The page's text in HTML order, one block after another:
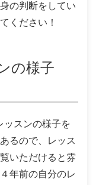
の判断をしてい
ください！
の様子
ッスンの様子を
るので、レッス
いただけると雰
年前の自分のレ